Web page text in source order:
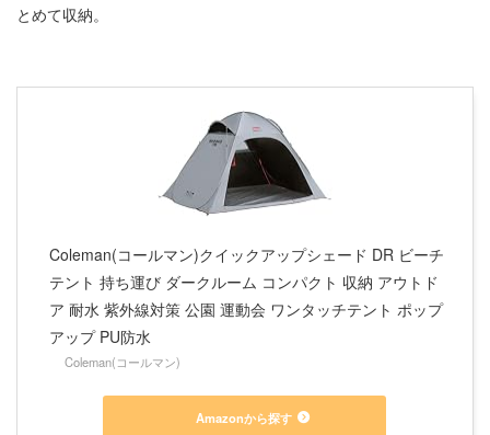
とめて収納。
Coleman(コールマン)クイックアップシェード DR ビーチ
テント 持ち運び ダークルーム コンパクト 収納 アウトド
ア 耐水 紫外線対策 公園 運動会 ワンタッチテント ポップ
アップ PU防水
Coleman(コールマン)
Amazonから探す